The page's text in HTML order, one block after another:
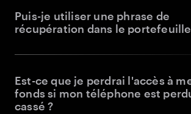
Puis-je utiliser une phrase de
récupération dans le
Est-ce que je perdrai l'accès à
fonds si mon téléphone est
cassé ?